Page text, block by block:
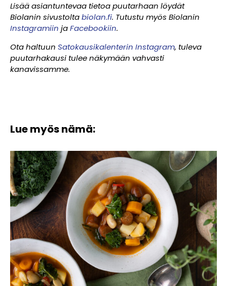
Lisää asiantuntevaa tietoa puutarhaan löydät
Biolanin sivustoltabiolan.fi. Tutustu myös Biolanin
Instagramiin jaFacebookiin.
Ota haltuun Satokausikalenterin Instagram, tuleva
puutarhakausi tulee näkymään vahvasti
kanavissamme.
Lue myös nämä: